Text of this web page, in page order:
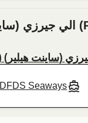
DFDS Seaways